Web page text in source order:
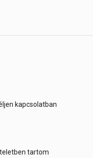
kapcsolatban
tartom